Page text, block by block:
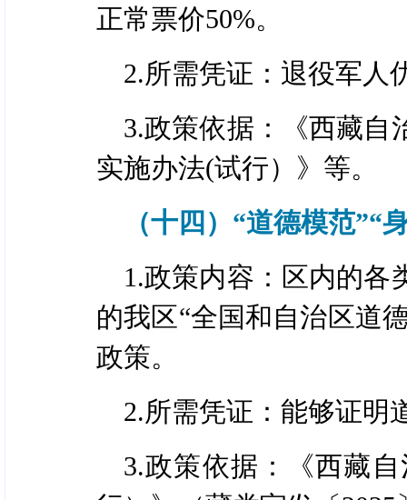
正常票价50%。
2.所需凭证：退役军人
3.政策依据：《西藏自
实施办法(试行）》等。
（十四）“道德模范”“
1.政策内容：区内的各
的我区“全国和自治区道
政策。
2.所需凭证：能够证明
3.政策依据：《西藏